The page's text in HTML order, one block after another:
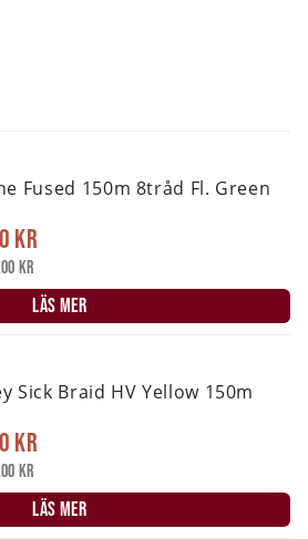
Fused 150m 8tråd Fl. Green
kr
kr
LÄS MER
Sick Braid HV Yellow 150m
kr
kr
LÄS MER